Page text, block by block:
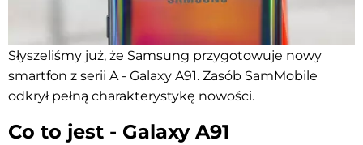
Słyszeliśmy już, że Samsung przygotowuje nowy
smartfon z serii A - Galaxy A91. Zasób SamMobile
odkrył pełną charakterystykę nowości.
Co to jest - Galaxy A91